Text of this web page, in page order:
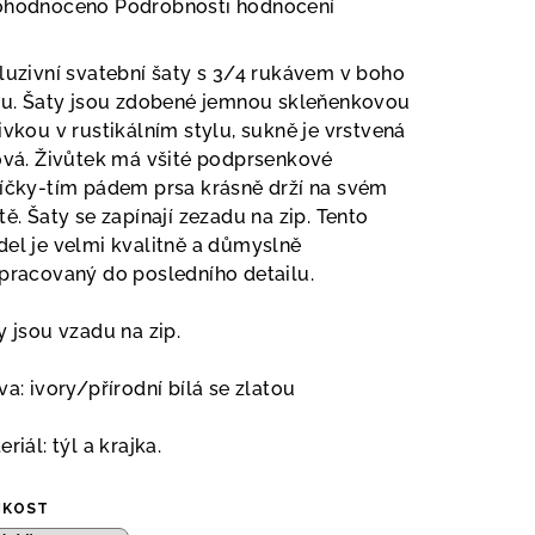
Podrobnosti hodnocení
svatební šaty s 3/4 rukávem v boho
Šaty jsou zdobené jemnou skleňenkovou
v rustikálním stylu, sukně je vrstvená
Živůtek má všité podprsenkové
tím pádem prsa krásně drží na svém
Šaty se zapínají zezadu na zip. Tento
je velmi kvalitně a důmyslně
do posledního detailu.
jsou vzadu na zip.
ivory/přírodní bílá se zlatou
týl a krajka.